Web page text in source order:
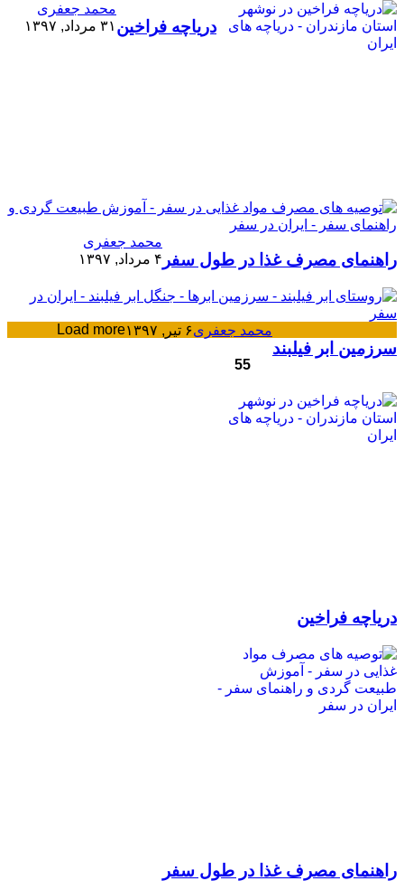
دریاچه فراخین
محمد جعفری
۳۱ مرداد, ۱۳۹۷
راهنمای مصرف غذا در طول سفر
محمد جعفری
۴ مرداد, ۱۳۹۷
سرزمین ابر فیلبند
محمد جعفری۶ تیر, ۱۳۹۷ Load more
55
دریاچه فراخین
راهنمای مصرف غذا در طول سفر